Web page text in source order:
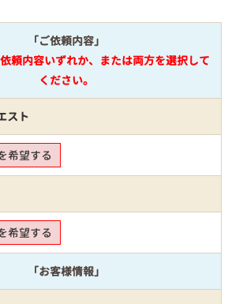
「ご依頼内容」
頼内容いずれか、または両方を選択して
ください。
スト
希望する
希望する
「お客様情報」